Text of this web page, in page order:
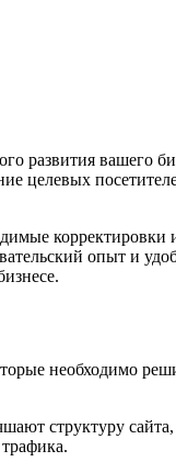
развития вашего
целевых
корректировки
опыт и
необходимо
структуру